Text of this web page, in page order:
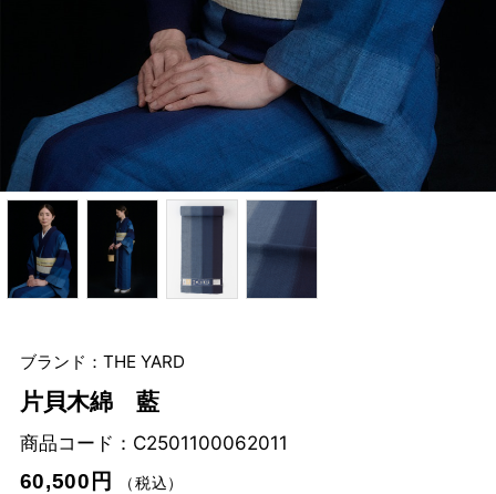
ブランド：THE YARD
片貝木綿 藍
商品コード： C2501100062011
60,500円
（税込）